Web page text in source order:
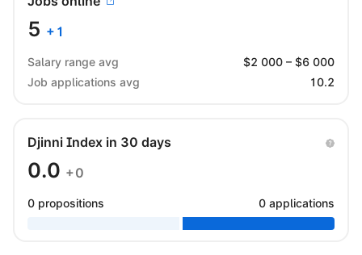
5 + 1
Salary range avg $2 000 – $6 000
Job applications avg
10.2
Djinni Index in 30 days
0.0 +0
0 propositions 0 applications